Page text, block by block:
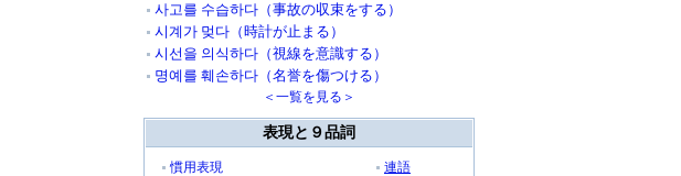
사고를 수습하다（事故の収束をする）
시계가 멎다（時計が止まる）
시선을 의식하다（視線を意識する）
명예를 훼손하다（名誉を傷つける）
＜一覧を見る＞
表現と９品詞
慣用表現
連語